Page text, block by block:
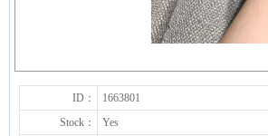
ID： 1663801
Stock：
Yes